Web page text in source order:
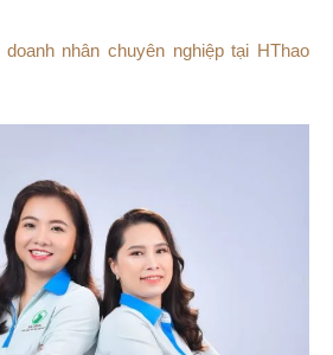
nhân chuyên nghiệp tại HThao